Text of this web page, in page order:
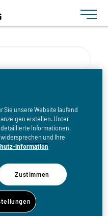
Toggle
Sie unsere Website laufend
erstellen. Unter
Informationen,
und Ihre
Information
Zustimmen